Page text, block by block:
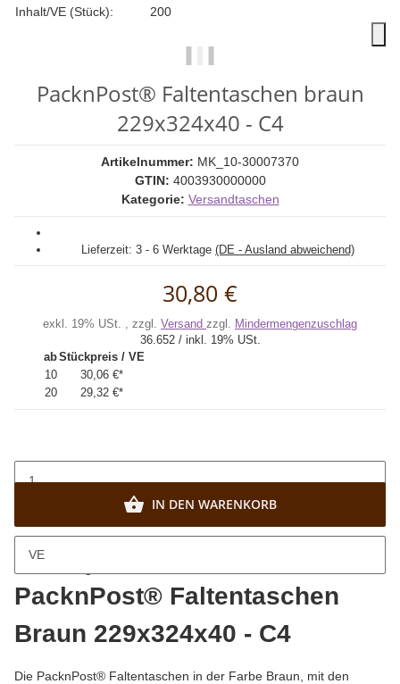
Inhalt/VE (Stück):
200
PacknPost® Faltentaschen braun
229x324x40 - C4
Artikelnummer: MK_10-30007370
GTIN: 4003930000000
Kategorie: Versandtaschen
Lieferzeit: 3 - 6 Werktage (DE - Ausland abweichend)
30,80 €
exkl. 19% USt. , zzgl. Versand zzgl. Mindermengenzuschlag
36.652 / inkl. 19% USt.
abStückpreis / VE
10
30,06 €*
20
29,32 €*
VE
IN DEN WARENKORB
PacknPost® Faltentaschen
Braun 229x324x40 - C4
Die PacknPost® Faltentaschen in der Farbe Braun, mit den